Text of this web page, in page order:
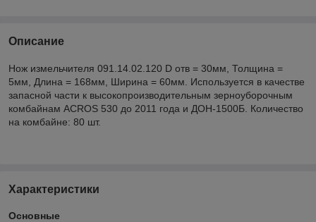
Описание
Нож измельчителя 091.14.02.120 D отв = 30мм, Толщина =
5мм, Длина = 168мм, Ширина = 60мм. Используется в качестве
запасной части к высокопроизводительным зерноуборочным
комбайнам ACROS 530 до 2011 года и ДОН-1500Б. Количество
на комбайне: 80 шт.
Характеристики
Основные